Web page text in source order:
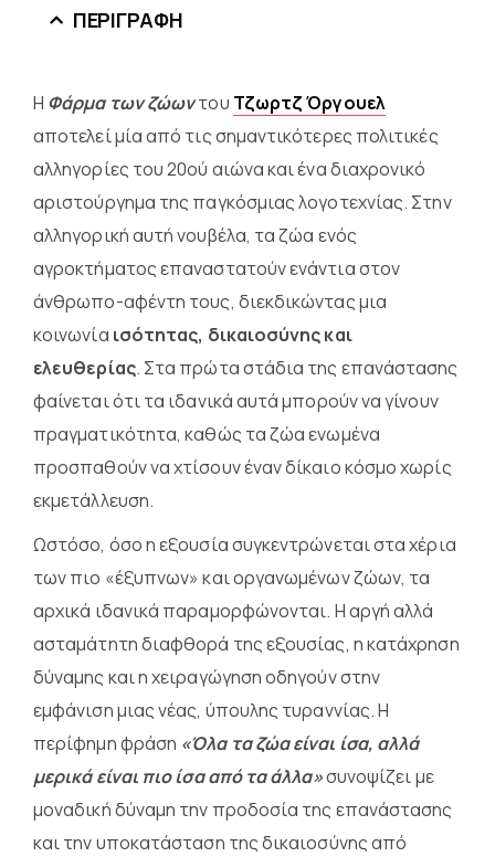
ΠΕΡΙΓΡΑΦΉ
Η Φάρμα των ζώωντου Τζωρτζ Όργουελ
αποτελεί μία από τις σημαντικότερες πολιτικές
αλληγορίες του 20ού αιώνα και ένα διαχρονικό
αριστούργημα της παγκόσμιας λογοτεχνίας. Στην
αλληγορική αυτή νουβέλα, τα ζώα ενός
αγροκτήματος επαναστατούν ενάντια στον
άνθρωπο-αφέντη τους, διεκδικώντας μια
κοινωνία ισότητας, δικαιοσύνης και
ελευθερίας. Στα πρώτα στάδια της επανάστασης
φαίνεται ότι τα ιδανικά αυτά μπορούν να γίνουν
πραγματικότητα, καθώς τα ζώα ενωμένα
προσπαθούν να χτίσουν έναν δίκαιο κόσμο χωρίς
εκμετάλλευση.
Ωστόσο, όσο η εξουσία συγκεντρώνεται στα χέρια
των πιο «έξυπνων» και οργανωμένων ζώων, τα
αρχικά ιδανικά παραμορφώνονται. Η αργή αλλά
ασταμάτητη διαφθορά της εξουσίας, η κατάχρηση
δύναμης και η χειραγώγηση οδηγούν στην
εμφάνιση μιας νέας, ύπουλης τυραννίας. Η
περίφημη φράση «Όλα τα ζώα είναι ίσα, αλλά
μερικά είναι πιο ίσα από τα άλλα»συνοψίζει με
μοναδική δύναμη την προδοσία της επανάστασης
και την υποκατάσταση της δικαιοσύνης από